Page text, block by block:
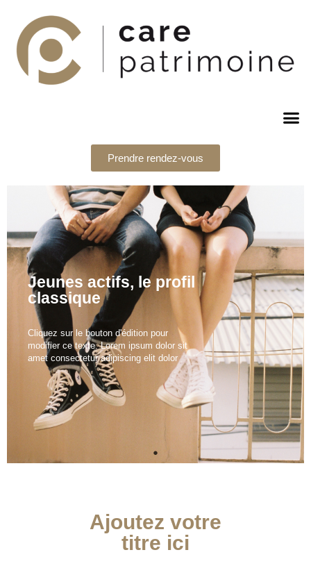
Prendre rendez-vous
Jeunes actifs, le profil
classique
Cliquez sur le bouton d'édition pour
modifier ce texte. Lorem ipsum dolor sit
amet consectetur adipiscing elit dolor
Ajoutez votre
titre ici